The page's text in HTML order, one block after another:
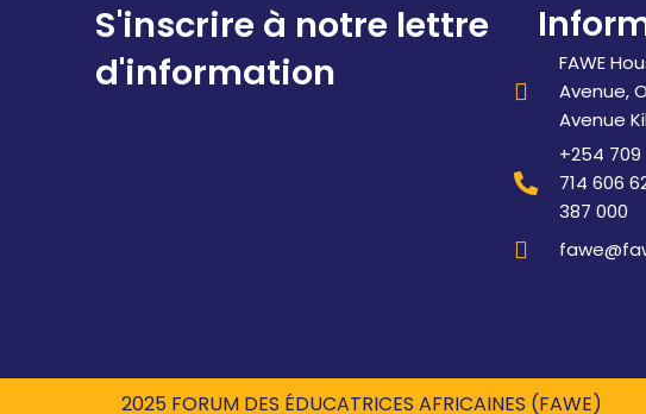
S'inscrire à notre lettre
d'information
FAWE
Avenue,
Avenue
+254
714 606
387 000
2025 FORUM DES ÉDUCATRICES AFRICAINES (FAWE)